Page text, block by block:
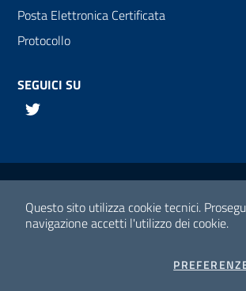
Posta Elettronica Certificata
Protocollo
SEGUICI SU
Links utili
Note legali
Questo sito utilizza cookie tecnici.
navigazione accetti l'utilizzo dei cookie.